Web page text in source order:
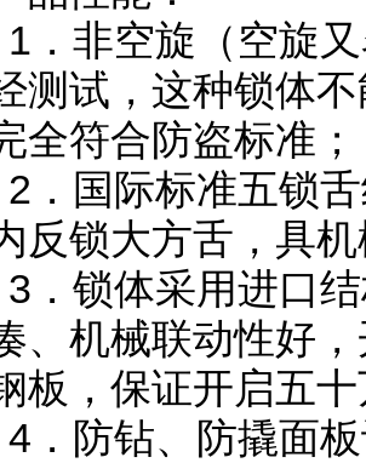
1．非空旋（空旋
测试，这种锁体
全符合防盗标准；
2．国际标准五锁
反锁大方舌，具
3．锁体采用进口
、机械联动性好
板，保证开启五
4．防钻、防撬面